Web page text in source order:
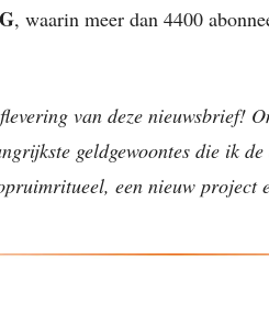
, waarin meer dan 4400
van deze nieuwsbrief!
geldgewoontes die ik
een nieuw project